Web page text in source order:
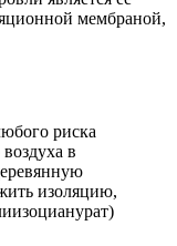
мембраной,
риска
в
изоляцию,